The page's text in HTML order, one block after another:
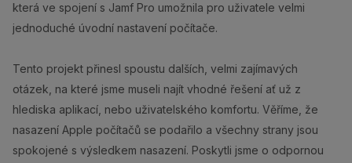
která ve spojení s Jamf Pro umožnila pro uživatele velmi
jednoduché úvodní nastavení počítače.
Tento projekt přinesl spoustu dalších, velmi zajímavých
otázek, na které jsme museli najít vhodné řešení ať už z
hlediska aplikací, nebo uživatelského komfortu. Věříme, že
nasazení Apple počítačů se podařilo a všechny strany jsou
spokojené s výsledkem nasazení. Poskytli jsme o odpornou